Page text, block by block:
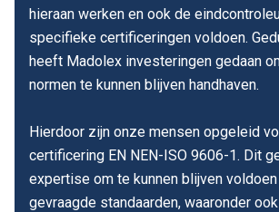
hieraan werken en ook de
specifieke certificeringen voldoen.
heeft Madolex investeringen gedaan
normen te kunnen blijven handhaven.
Hierdoor zijn onze mensen opgeleid
certificering EN NEN-ISO 9606-1. Dit
expertise om te kunnen blijven
gevraagde standaarden, waaronder